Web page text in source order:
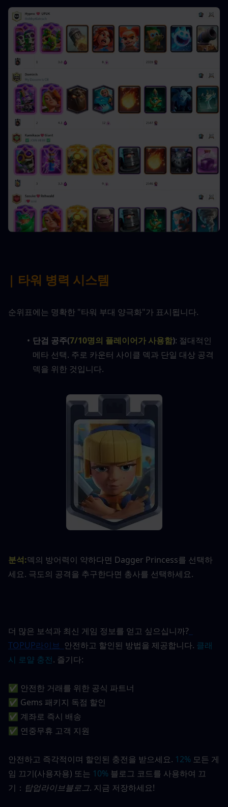
| 타워 병력 시스템
순위표에는 명확한 "타워 부대 양극화"가 표시됩니다.
단검 공주(7/10명의 플레이어가 사용함): 절대적인
메타 선택. 주로 카운터 사이클 덱과 단일 대상 공격
덱을 위한 것입니다.
분석:덱의 방어력이 약하다면 Dagger Princess를 선택하
세요. 극도의 공격을 추구한다면 총사를 선택하세요.
더 많은 보석과 최신 게임 정보를 얻고 싶으십니까?
TOPUP라이브 안전하고 할인된 방법을 제공합니다. 클래
시 로얄 충전. 즐기다:
✅ 안전한 거래를 위한 공식 파트너
✅ Gems 패키지 독점 할인
✅ 계좌로 즉시 배송
✅ 연중무휴 고객 지원
안전하고 즉각적이며 할인된 충전을 받으세요. 12% 모든 게
임 끄기(사용자용) 또는 10% 블로그 코드를 사용하여 끄
기： 탑업라이브블로그. 지금 저장하세요!